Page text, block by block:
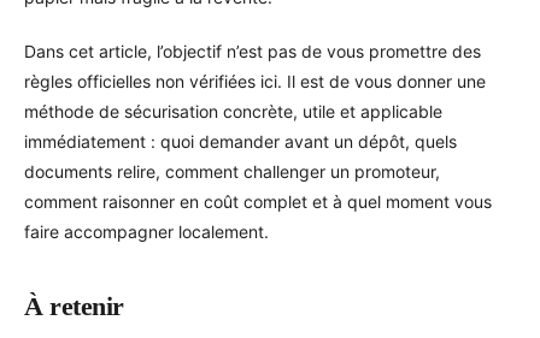
Dans cet article, l’objectif n’est pas de vous promettre des
règles officielles non vérifiées ici. Il est de vous donner une
méthode de sécurisation concrète, utile et applicable
immédiatement : quoi demander avant un dépôt, quels
documents relire, comment challenger un promoteur,
comment raisonner en coût complet et à quel moment vous
faire accompagner localement.
À retenir